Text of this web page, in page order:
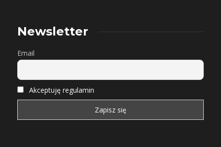
Newsletter
Email
Akceptuję regulamin